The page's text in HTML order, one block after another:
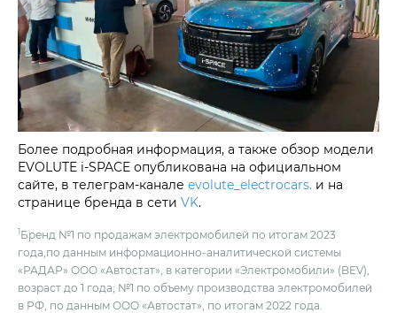
Более подробная информация, а также обзор модели
EVOLUTE i‑SPACE опубликована на официальном
сайте, в телеграм-канале evolute_electrocars. и на
странице бренда в сети VK.
1Бренд №1 по продажам электромобилей по итогам 2023
года,по данным информационно-аналитической системы
«РАДАР» ООО «Автостат», в категории «Электромобили» (BEV),
возраст до 1 года; №1 по объему производства электромобилей
в РФ, по данным ООО «Автостат», по итогам 2022 года.